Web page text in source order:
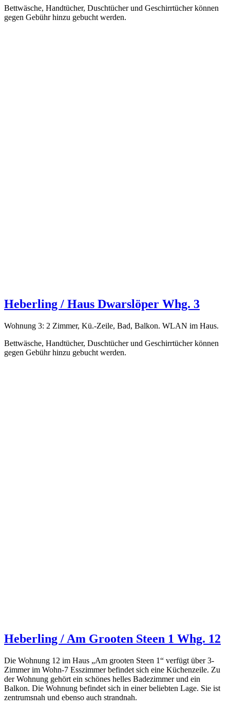
Bettwäsche, Handtücher, Duschtücher und Geschirrtücher können
gegen Gebühr hinzu gebucht werden.
Heberling / Haus Dwarslöper Whg. 3
Wohnung 3: 2 Zimmer, Kü.-Zeile, Bad, Balkon. WLAN im Haus.
Bettwäsche, Handtücher, Duschtücher und Geschirrtücher können
gegen Gebühr hinzu gebucht werden.
Heberling / Am Grooten Steen 1 Whg. 12
Die Wohnung 12 im Haus „Am grooten Steen 1“ verfügt über 3-
Zimmer im Wohn-7 Esszimmer befindet sich eine Küchenzeile. Zu
der Wohnung gehört ein schönes helles Badezimmer und ein
Balkon. Die Wohnung befindet sich in einer beliebten Lage. Sie ist
zentrumsnah und ebenso auch strandnah.